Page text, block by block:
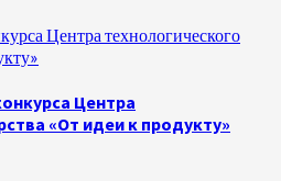
Центра технологического
Центра
«От идеи к продукту»